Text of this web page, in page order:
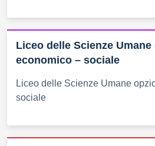
Liceo delle Scienze Umane
economico – sociale
Liceo delle Scienze Umane
sociale